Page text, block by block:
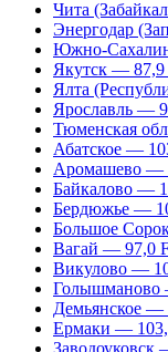
Чита
Энергодар
Южно-
Якутск —
Ялта
Ярославль —
Тюменская
Абатское —
Аромашево —
Байкалово —
Бердюжье —
Большое
Вагай — 97,0
Викулово —
Голышманово
Демьянское —
Ермаки —
Заводоуковск